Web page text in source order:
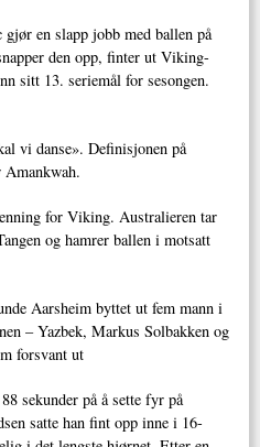
en slapp jobb med ballen på
den opp, finter ut Viking-
sitt 13. seriemål for sesongen.
vi danse». Definisjonen på
Amankwah.
for Viking. Australieren tar
og hamrer ballen i motsatt
Aarsheim byttet ut fem mann i
– Yazbek, Markus Solbakken og
forsvant ut
sekunder på å sette fyr på
satte han fint opp inne i 16-